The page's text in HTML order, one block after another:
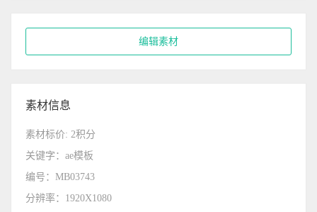
编辑素材
素材信息
素材标价: 2积分
关键字：ae模板
编号：MB03743
分辨率：1920X1080